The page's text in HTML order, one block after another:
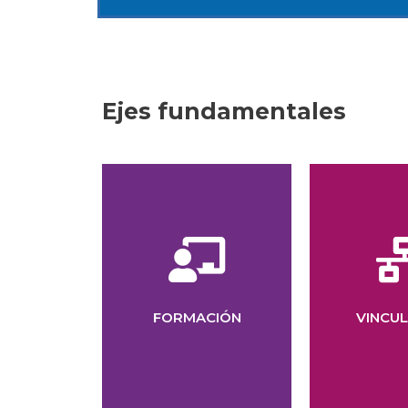
Ejes fundamentales
FORMACIÓN
herramientas clave
gestión y la
proyección